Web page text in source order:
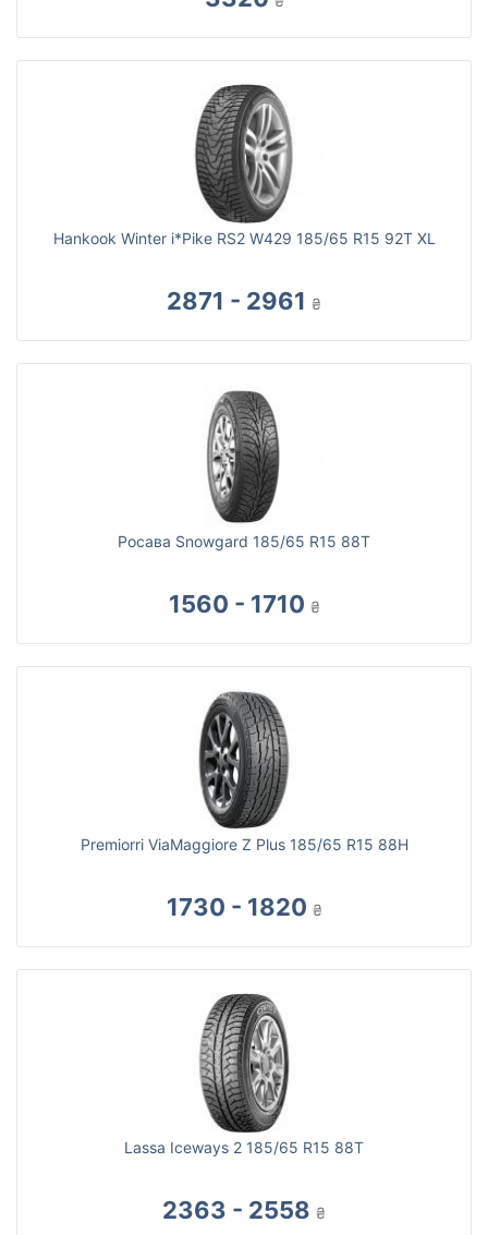
Hankook Winter i*Pike RS2 W429 185/65 R15 92T XL
2871 - 2961 ₴
Росава Snowgard 185/65 R15 88T
1560 - 1710 ₴
Premiorri ViaMaggiore Z Plus 185/65 R15 88H
1730 - 1820 ₴
Lassa Iceways 2 185/65 R15 88T
2363 - 2558 ₴